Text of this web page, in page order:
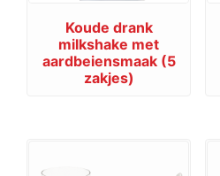
Koude drank
milkshake met
aardbeiensmaak (5
zakjes)